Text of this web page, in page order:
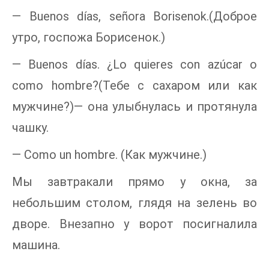
— Buenos días, señora Borisenok.(Доброе
утро, госпожа Борисенок.)
— Buenos días. ¿Lo quieres con azúcar o
como hombre?(Тебе с сахаром или как
мужчине?)— она улыбнулась и протянула
чашку.
— Como un hombre. (Как мужчине.)
Мы завтракали прямо у окна, за
небольшим столом, глядя на зелень во
дворе. Внезапно у ворот посигналила
машина.